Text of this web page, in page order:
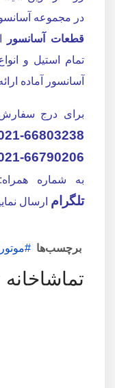
در مجموعه
قطعات آسانسور
تمام استیل و
آسانسور آماده
برای درج سفارش
66803238-021 تماس
66790206-021 فکس
به شماره
تلگرام ارسال
برچسب‌ها
تماشاخانه